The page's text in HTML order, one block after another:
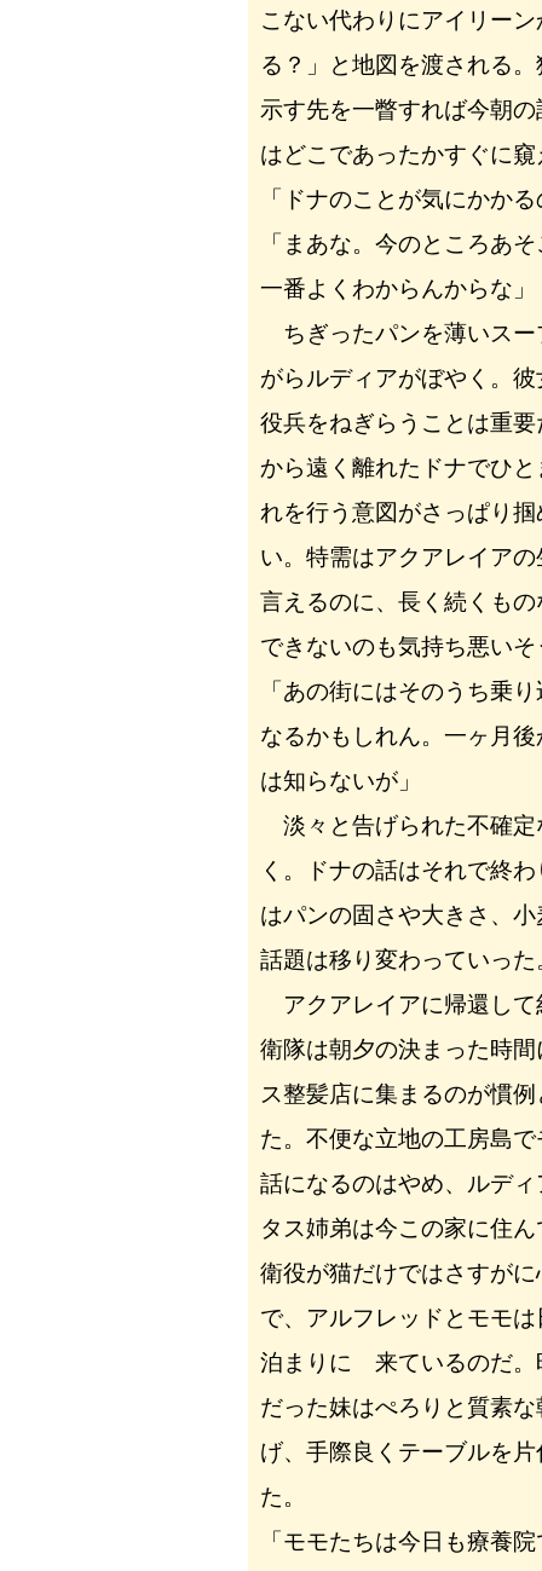
こない代わりにアイリー
る？」と地図を渡される
示す先を一瞥すれば今朝
はどこであったかすぐに窺
「ドナのことが気にかか
「まあな。今のところあ
一番よくわからんからな」
ちぎったパンを薄いスー
がらルディアがぼやく。
役兵をねぎらうことは重
から遠く離れたドナでひ
れを行う意図がさっぱり
い。特需はアクアレイア
言えるのに、長く続くも
できないのも気持ち悪い
「あの街にはそのうち乗
なるかもしれん。一ヶ月
は知らないが」
淡々と告げられた不確定
く。ドナの話はそれで終
はパンの固さや大きさ、
話題は移り変わっていった
アクアレイアに帰還して
衛隊は朝夕の決まった時
ス整髪店に集まるのが慣
た。不便な立地の工房島
話になるのはやめ、ルデ
タス姉弟は今この家に住
衛役が猫だけではさすが
で、アルフレッドとモモ
泊まりに 来ているのだ。
だった妹はぺろりと質素
げ、手際良くテーブルを
た。
「モモたちは今日も療養